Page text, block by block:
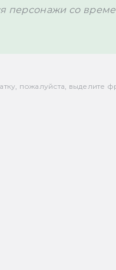
персонажи со
пожалуйста, выделите